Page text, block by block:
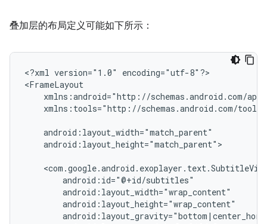
叠加层的布局定义可能如下所示：
<?xml version="1.0"
encoding="utf-8"?>
xmlns:tools="http://schemas.android.com/tools"
android:layout_height="match_parent">